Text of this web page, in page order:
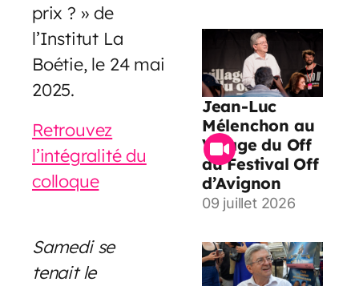
prix ? » de
l’Institut La
Boétie, le 24 mai
2025.
Retrouvez
l’intégralité du
colloque
Samedi se
tenait le
Jean-Luc
Mélenchon au
Village du Off
du Festival Off
d’Avignon
09 juillet 2026